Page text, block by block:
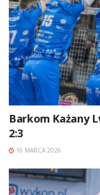
Barkom Każany
2:3
16 MARCA 2026